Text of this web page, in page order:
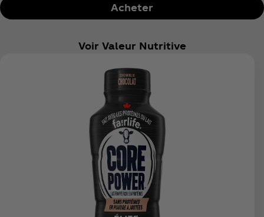
Acheter
Voir Valeur Nutritive